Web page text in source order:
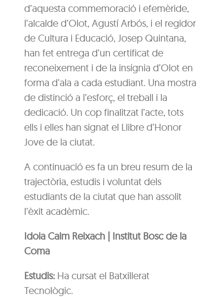
d’aquesta commemoració i efemèride,
l’alcalde d’Olot, Agustí Arbós, i el regidor
de Cultura i Educació, Josep Quintana,
han fet entrega d’un certificat de
reconeixement i de la insígnia d’Olot en
forma d’ala a cada estudiant. Una mostra
de distinció a l’esforç, el treball i la
dedicació. Un cop finalitzat l’acte, tots
ells i elles han signat el Llibre d’Honor
Jove de la ciutat.
A continuació es fa un breu resum de la
trajectòria, estudis i voluntat dels
estudiants de la ciutat que han assolit
l’èxit acadèmic.
Idoia Calm Reixach | Institut Bosc de la
Coma
Estudis: Ha cursat el Batxillerat
Tecnològic.